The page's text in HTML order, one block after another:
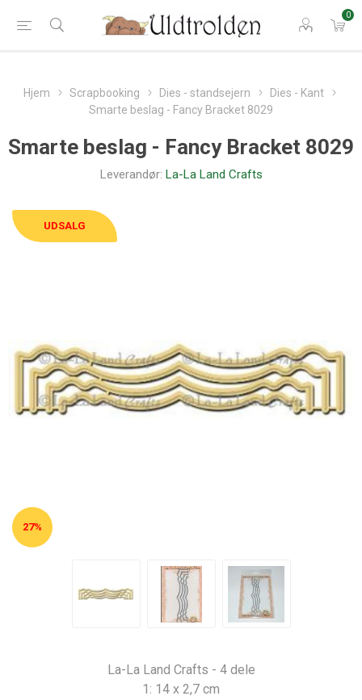
0
Hjem Scrapbooking Dies - standsejern
Dies - Kant
Smarte beslag - Fancy Bracket 8029
Smarte beslag - Fancy Bracket 8029
Leverandør: La-La Land Crafts
UDSALG
27%
La-La Land Crafts - 4 dele
1: 14 x 2,7 cm